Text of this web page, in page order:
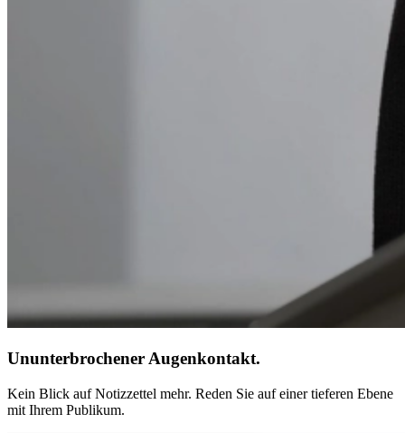
Ununterbrochener Augenkontakt.
Kein Blick auf Notizzettel mehr. Reden Sie auf einer tieferen Ebene
mit Ihrem Publikum.